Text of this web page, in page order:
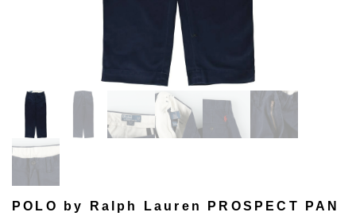
POLO by Ralph Lauren PROSPECT PAN